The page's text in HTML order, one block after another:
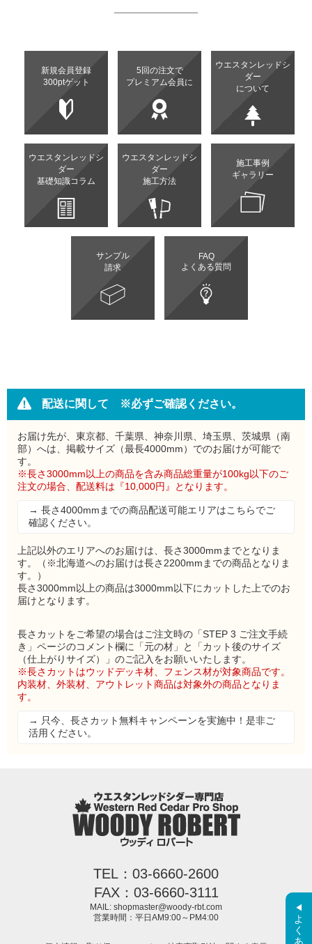
新規会員登録
300ptゲット
5回の注文で
プレミアム会員に
ウエスタンレッドシ
ダー
について
ウエスタンレッドシ
ダー
基礎知識コラム
ウエスタンレッドシ
ダー
施工方法
施工事例
ギャラリー
サンプル
請求
FAQ
よくある質問
配送に関して ※必ずご確認ください。
お届け先が、東京都、千葉県、神奈川県、埼玉県、茨城県（南
部）へは、掲載サイズ（最長4000mm）でのお届けが可能で
す。
※長さ3000mm以上の商品を含み商品総重量が100kg以下のご
注文の場合、配送料は『10,000円』となります。
→ 長さ4000mmまでの商品配送可能エリアはこちらでご
確認ください。
上記以外のエリアへのお届けは、長さ3000mmまでとなりま
す。（※北海道へのお届けは長さ2200mmまでの商品となりま
す。）
長さ3000mm以上の商品は3000mm以下にカットした上でのお
届けとなります。
長さカットをご希望の場合はご注文時の「STEP 3 ご注文手続
き」ページのコメント欄に「元の材」と「カット後のサイズ
（仕上がりサイズ）」のご記入をお願いいたします。
※長さカットはウッドデッキ材、フェンス材が対象商品です。
内装材、外装材、アウトレット商品は対象外の商品となりま
す。
→ 只今、長さカット無料キャンペーンを実施中！是非ご
活用ください。
TEL：03-6660-2600
FAX：03-6660-3111
MAIL: shopmaster@woody-rbt.com
営業時間：平日AM9:00～PM4:00
よくある質問